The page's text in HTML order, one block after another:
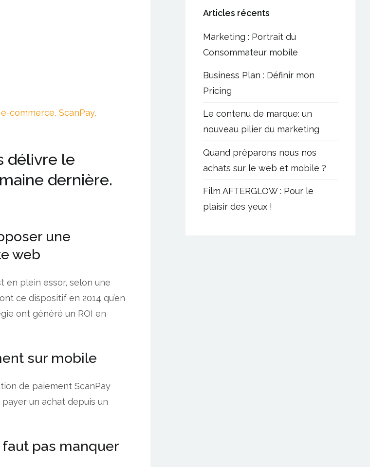
commerce, ScanPay,
délivre le
dernière.
une
web
en plein essor, selon une
ce dispositif en 2014 qu’en
ont généré un ROI en
sur mobile
de paiement ScanPay
un achat depuis un
faut pas manquer
Articles récents
Marketing : Portrait du
Consommateur mobile
Business Plan : Définir mon
Pricing
Le contenu de marque: un
nouveau pilier du marketing
Quand préparons nous nos
achats sur le web et mobile ?
Film AFTERGLOW : Pour le
plaisir des yeux !